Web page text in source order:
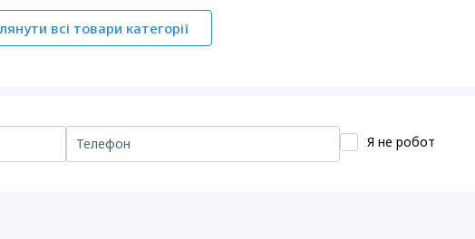
всі товари категорії
Я не робот